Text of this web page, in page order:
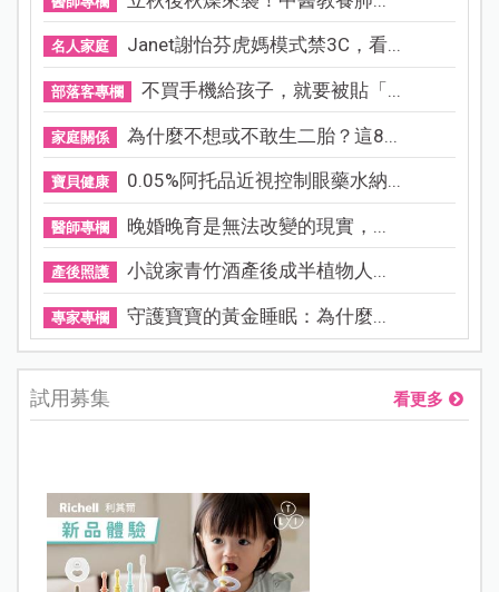
名人家庭 Janet謝怡芬虎媽模式禁3C，看...
部落客專欄 不買手機給孩子，就要被貼「...
家庭關係 為什麼不想或不敢生二胎？這8...
寶貝健康 0.05%阿托品近視控制眼藥水納...
醫師專欄 晚婚晚育是無法改變的現實，...
產後照護 小說家青竹酒產後成半植物人...
專家專欄 守護寶寶的黃金睡眠：為什麼...
試用募集 看更多